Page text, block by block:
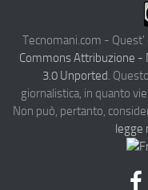
Tecnomani.com -
Commons Attribuzione -
3.0 Unported.
giornalistica, in quanto
Non può, pertanto,
legge